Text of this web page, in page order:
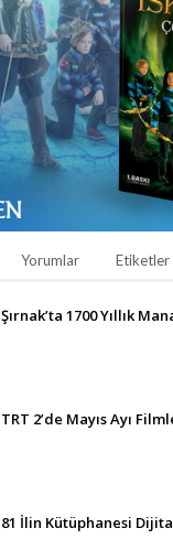
Yorumlar Etiketler
Şırnak’ta 1700 Yıllık
TRT 2’de Mayıs Ayı
81 İlin Kütüphanesi